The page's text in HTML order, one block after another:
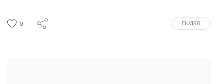
0 ENVIRO